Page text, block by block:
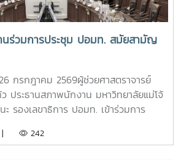
นร่วมการประชุม ปอมท. สมัยสามัญ
กรกฎาคม 2569ผู้ช่วยศาสตราจารย์
ประธานสภาพนักงาน มหาวิทยาลัยแม่โจ้
รองเลขาธิการ ปอมท. เข้าร่วมการ
กรุงเทพมหานคร โดยมีผู้แทนจาก
| 242